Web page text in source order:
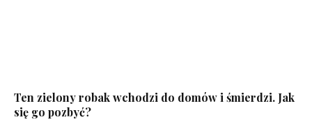
Ten zielony robak wchodzi do domów i śmierdzi. Jak
się go pozbyć?